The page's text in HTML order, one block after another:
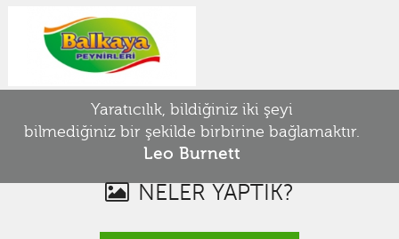
Yaratıcılık, bildiğiniz iki şeyi
bilmediğiniz bir şekilde birbirine bağlamaktır.
Leo Burnett
NELER YAPTIK?